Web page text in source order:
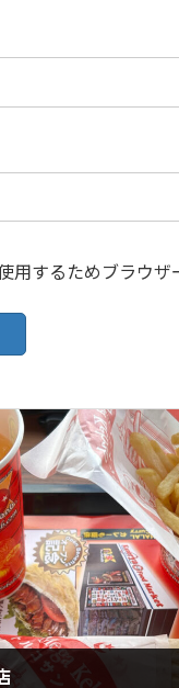
用するためブラウザ